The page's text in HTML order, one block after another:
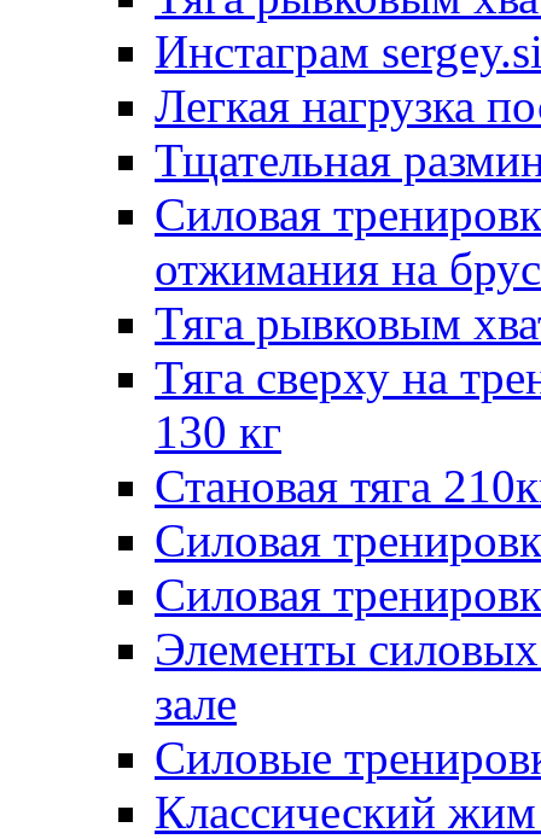
Инстаграм
Легкая нагрузка
Тщательная
Силовая
отжимания на
Тяга рывковым
Тяга сверху на
130 кг
Становая тяга
Силовая
Силовая
Элементы
зале
Силовые
Классический